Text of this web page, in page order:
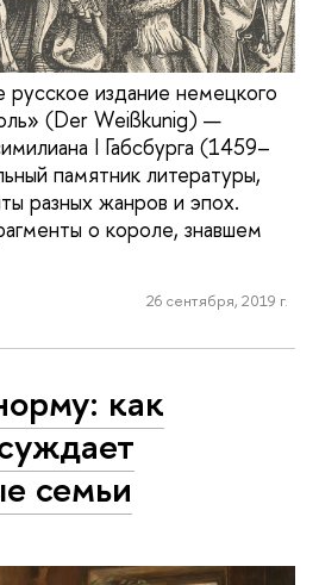
русское издание немецкого
(Der Weißkunig) —
I Габсбурга (1459–
памятник литературы,
разных жанров и эпох.
о короле, знавшем
26 сентября, 2019 г.
как
семьи